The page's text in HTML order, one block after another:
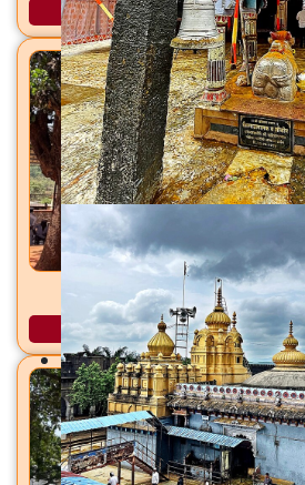
अधिक माहिती
शिरकाई देवी मंदिर शिरकोली, ता.
अधिक माहिती